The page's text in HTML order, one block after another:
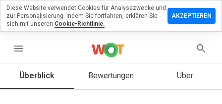
menu
Überblick Bewertungen Über
Sie
Diese Website verwendet Cookies für Analysezwecke und
zur Personalisierung. Indem Sie fortfahren, erklären Sie
sich mit unseren Cookie-Richtlinie.
AKZEPTIEREN